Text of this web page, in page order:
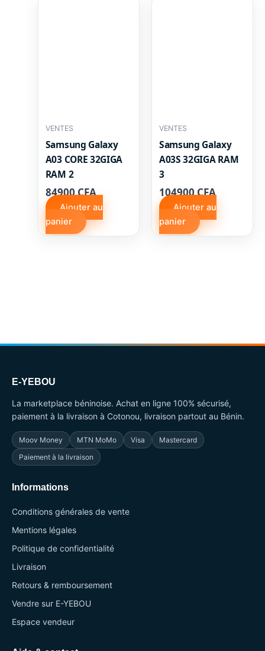
VENTES
Samsung Galaxy
A03 CORE 32GIGA
RAM 2
84900CFA
Ajouter au
panier
VENTES
Samsung Galaxy
A03S 32GIGA RAM
3
104900CFA
Ajouter au
panier
E-YEBOU
La marketplace béninoise. Achat en ligne 100% sécurisé,
paiement à la livraison à Cotonou, livraison partout au Bénin.
Moov Money MTN MoMo Visa
Mastercard
Paiement à la livraison
Informations
Conditions générales de vente
Mentions légales
Politique de confidentialité
Livraison
Retours & remboursement
Vendre sur E-YEBOU
Espace vendeur